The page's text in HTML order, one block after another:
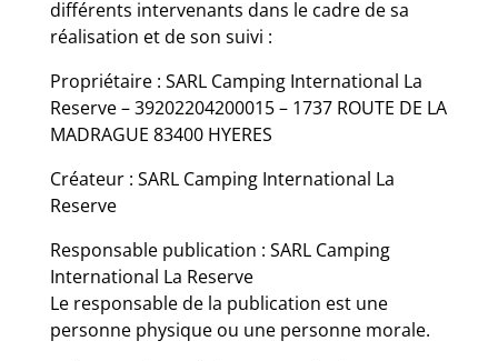
différents intervenants dans le cadre de sa
réalisation et de son suivi :
Propriétaire : SARL Camping International La
Reserve – 39202204200015 – 1737 ROUTE DE LA
MADRAGUE 83400 HYERES
Créateur : SARL Camping International La
Reserve
Responsable publication : SARL Camping
International La Reserve
Le responsable de la publication est une
personne physique ou une personne morale.